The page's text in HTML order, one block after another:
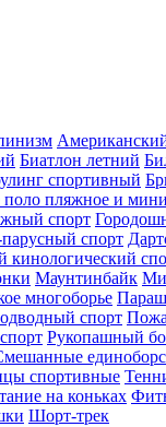
Биатлон летний
спортивный
поло пляжное и мини
спорт
спорт
Маунтинбайк
многоборье
спорт
Рукопашный
спортивные
на коньках
Шорт-трек